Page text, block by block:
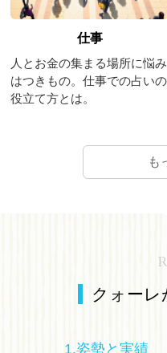
仕事
人とお金の集まる場所に悩み
はつきもの。仕事での占いの
役立て方とは。
も
クォーレ
1.姿勢と実績